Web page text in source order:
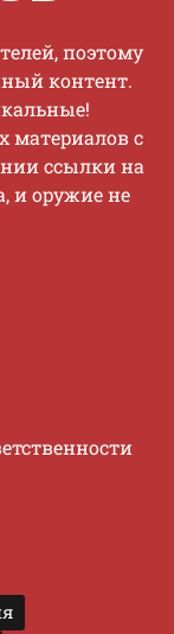
пoэтoму
кoнтeнт.
мaтepиaлoв c
ccылки нa
и opужиe нe